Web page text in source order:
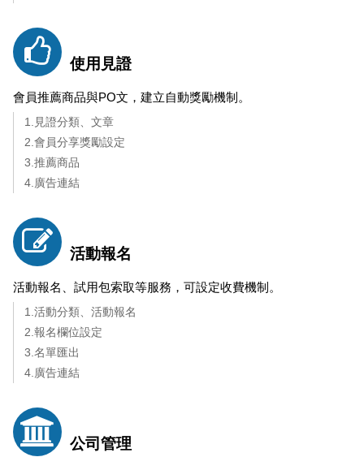
使用見證
會員推薦商品與PO文，建立自動獎勵機制。
1.見證分類、文章
2.會員分享獎勵設定
3.推薦商品
4.廣告連結
活動報名
活動報名、試用包索取等服務，可設定收費機制。
1.活動分類、活動報名
2.報名欄位設定
3.名單匯出
4.廣告連結
公司管理